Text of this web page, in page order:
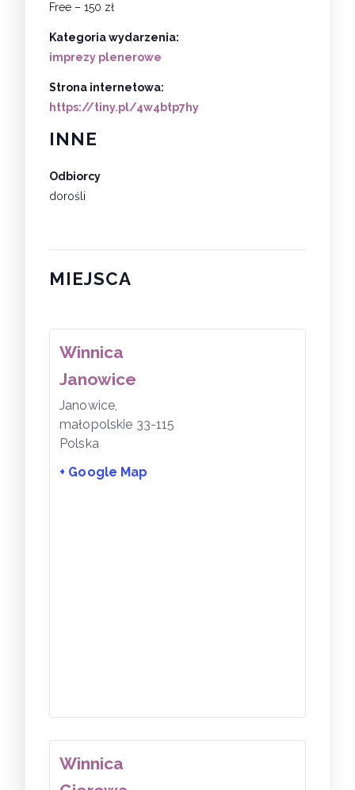
Free – 150 zł
Kategoria wydarzenia:
imprezy plenerowe
Strona internetowa:
https://tiny.pl/4w4btp7hy
INNE
Odbiorcy
dorośli
MIEJSCA
Winnica
Janowice
Janowice,
małopolskie 33-115
Polska
+ Google Map
Winnica